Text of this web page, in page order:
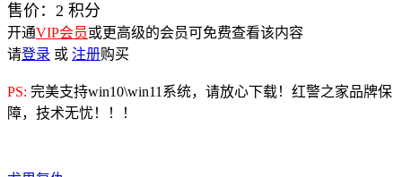
售价： 2 积分
开通VIP会员或更高级的会员可免费查看该内容
请登录 或 注册购买
PS: 完美支持win10\win11系统，请放心下载！红警之家品牌保
障，技术无忧！！！